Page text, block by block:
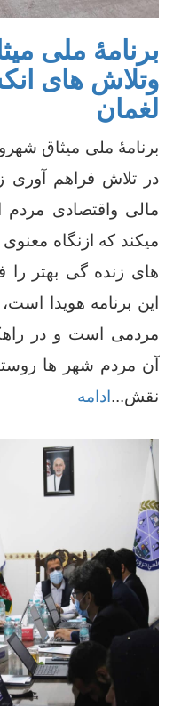
برنامۀ ملی
وتلاش های
لغمان
برنامۀ ملی میثاق
در تلاش فراهم آوری
مالی واقتصادی مردم
میکند که ازنگاه معنوی
های زنده گی بهتر را
این برنامه هویدا
مردمی است و در
آن مردم شهر ها
نقش...ادامه